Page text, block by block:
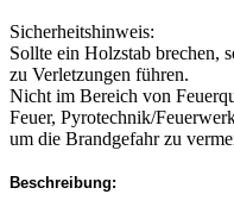
Sicherheitshinweis:
Sollte ein Holzstab brechen,
zu Verletzungen führen.
Nicht im Bereich von
Feuer, Pyrotechnik/
um die Brandgefahr zu
Beschreibung: